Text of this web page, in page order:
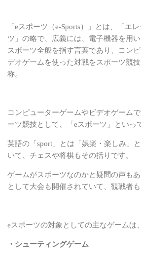
「eスポーツ（e-Sports）」とは、「エ
ツ」の略で、広義には、 電子機器を用
スポーツ全般を指す言葉であり、コン
デオゲームを使った対戦をスポーツ競
称。
コンピューターゲームやビデオゲーム
ーツ競技として、「eスポーツ」と いっ
英語の「sport」とは「娯楽・楽しみ」
いて、チェスや将棋もその括りです。
ゲームがスポーツなのかと疑問の声も
として大会も開催されていて、観戦者も
eスポーツの対象としての主なゲームは、
・シューティングゲーム